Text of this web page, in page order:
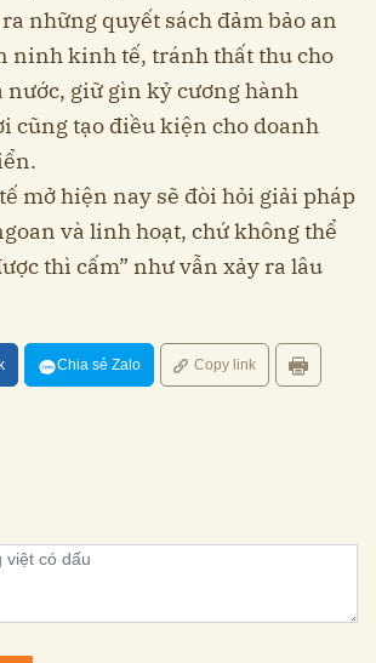
những quyết sách đảm bảo an
ninh kinh tế, tránh thất thu cho
nước, giữ gìn kỷ cương hành
cũng tạo điều kiện cho doanh
mở hiện nay sẽ đòi hỏi giải pháp
và linh hoạt, chứ không thể
thì cấm” như vẫn xảy ra lâu
Chia sẻ Zalo Copy link